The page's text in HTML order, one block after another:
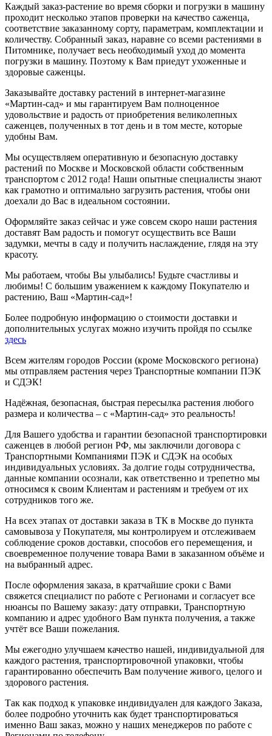
Каждый заказ-растение во время сборки и погрузки в машину
проходит несколько этапов проверки на качество саженца,
соответствие заказанному сорту, параметрам, комплектации и
количеству. Собранный заказ, наравне со всеми растениями в
Питомнике, получает весь необходимый уход до момента
погрузки в машину. Поэтому к Вам приедут ухоженные и
здоровые саженцы.
Заказывайте доставку растений в интернет-магазине
«Мартин-сад» и мы гарантируем Вам полноценное
удовольствие и радость от приобретения великолепных
саженцев, полученных в тот день и в том месте, которые
удобны Вам.
Мы осуществляем оперативную и безопасную доставку
растений по Москве и Московской области собственным
транспортом с 2012 года! Наши опытные специалисты знают
как грамотно и оптимально загрузить растения, чтобы они
доехали до Вас в идеальном состоянии.
Оформляйте заказ сейчас и уже совсем скоро наши растения
доставят Вам радость и помогут осуществить все Ваши
задумки, мечты в саду и получить наслаждение, глядя на эту
красоту.
Мы работаем, чтобы Вы улыбались! Будьте счастливы и
любимы! С большим уважением к каждому Покупателю и
растению, Ваш «Мартин-сад»!
Более подробную информацию о стоимости доставки и
дополнительных услугах можно изучить пройдя по ссылке
здесь
Всем жителям городов России (кроме Московского региона)
мы отправляем растения через Транспортные компании ПЭК
и СДЭК!
Надёжная, безопасная, быстрая пересылка растения любого
размера и количества – с «Мартин-сад» это реальность!
Для Вашего удобства и гарантии безопасной транспортировки
саженцев в любой регион РФ, мы заключили договора с
Транспортными Компаниями ПЭК и СДЭК на особых
индивидуальных условиях. За долгие годы сотрудничества,
данные компании осознали, как ответственно и трепетно мы
относимся к своим Клиентам и растениям и требуем от их
сотрудников того же.
На всех этапах от доставки заказа в ТК в Москве до пункта
самовывоза у Покупателя, мы контролируем и отслеживаем
соблюдение сроков доставки, способов его перемещения, и
своевременное получение товара Вами в заказанном объёме и
на выбранный адрес.
После оформления заказа, в кратчайшие сроки с Вами
свяжется специалист по работе с Регионами и согласует все
нюансы по Вашему заказу: дату отправки, Транспортную
компанию и адрес удобного Вам пункта получения, а также
учтёт все Ваши пожелания.
Мы ежегодно улучшаем качество нашей, индивидуальной для
каждого растения, транспортировочной упаковки, чтобы
гарантированно обеспечить Вам получение живого, целого и
здорового растения.
Так как подход к упаковке индивидуален для каждого Заказа,
более подробно уточнить как будет транспортироваться
именно Ваш заказ, можно у наших менеджеров по работе с